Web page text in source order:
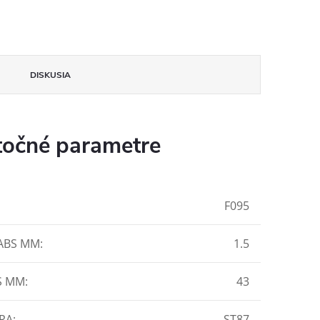
DISKUSIA
parametre
F095
MM: 1.5
MM: 43